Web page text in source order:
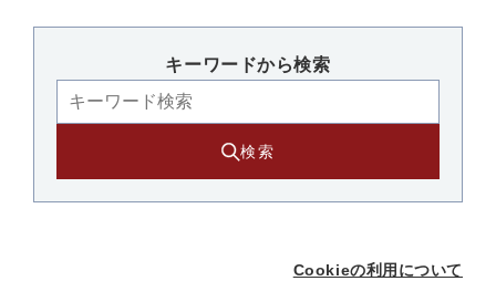
キーワードから検索​
検索
Cookieの利用について